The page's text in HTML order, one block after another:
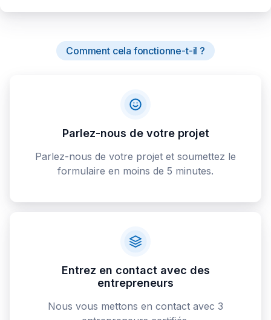
Comment cela fonctionne-t-il ?
Parlez-nous de votre projet
Parlez-nous de votre projet et soumettez le
formulaire en moins de 5 minutes.
Entrez en contact avec des
entrepreneurs
Nous vous mettons en contact avec 3